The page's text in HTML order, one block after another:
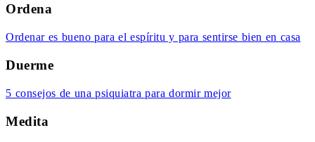
Ordena
Ordenar es bueno para el espíritu y para sentirse bien en casa
Duerme
5 consejos de una psiquiatra para dormir mejor
Medita